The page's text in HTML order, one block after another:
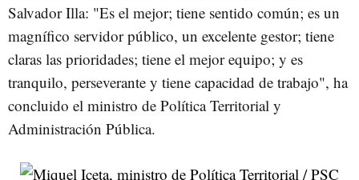
Salvador Illa: "Es el mejor; tiene sentido común; es un
magnífico servidor público, un excelente gestor; tiene
claras las prioridades; tiene el mejor equipo; y es
tranquilo, perseverante y tiene capacidad de trabajo", ha
concluido el ministro de Política Territorial y
Administración Pública.